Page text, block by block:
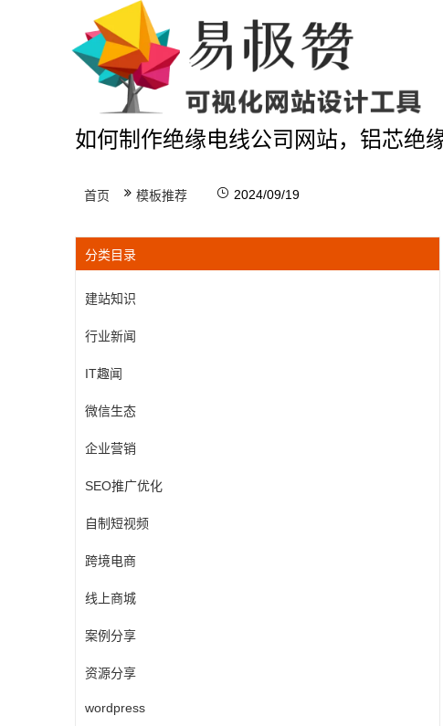
如何制作绝缘电线公司网站，铝芯绝
首页 模板推荐 2024/09/19
分类目录
建站知识
行业新闻
IT趣闻
微信生态
企业营销
SEO推广优化
自制短视频
跨境电商
线上商城
案例分享
资源分享
wordpress